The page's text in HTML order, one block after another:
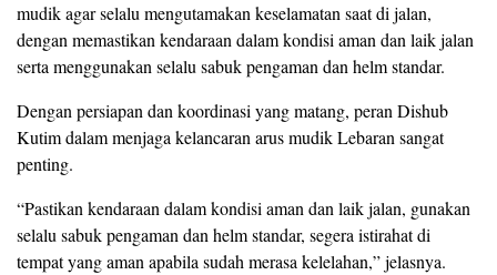
mudik agar selalu mengutamakan keselamatan saat di jalan,
dengan memastikan kendaraan dalam kondisi aman dan laik jalan
serta menggunakan selalu sabuk pengaman dan helm standar.
Dengan persiapan dan koordinasi yang matang, peran Dishub
Kutim dalam menjaga kelancaran arus mudik Lebaran sangat
penting.
“Pastikan kendaraan dalam kondisi aman dan laik jalan, gunakan
selalu sabuk pengaman dan helm standar, segera istirahat di
tempat yang aman apabila sudah merasa kelelahan,” jelasnya.